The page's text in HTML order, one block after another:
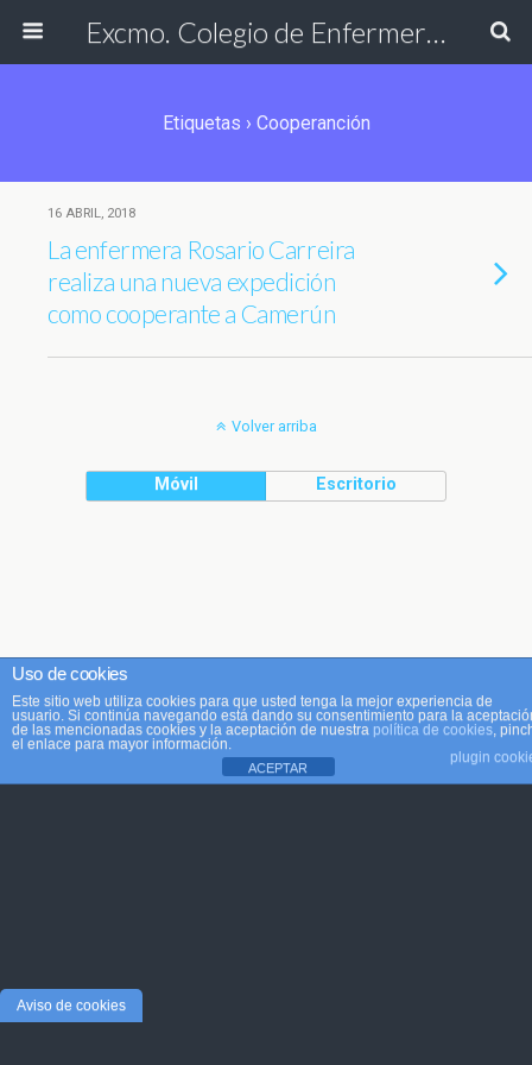
Excmo. Colegio de Enfermería de Cádiz
Etiquetas › Cooperanción
16 ABRIL, 2018
La enfermera Rosario Carreira
realiza una nueva expedición
como cooperante a Camerún
Volver arriba
Móvil Escritorio
Uso de cookies
Este sitio web utiliza cookies para que usted tenga la mejor experiencia de
usuario. Si continúa navegando está dando su consentimiento para la
de las mencionadas cookies y la aceptación de nuestra política de cookies,
el enlace para mayor información.
plugin
ACEPTAR
Aviso de cookies